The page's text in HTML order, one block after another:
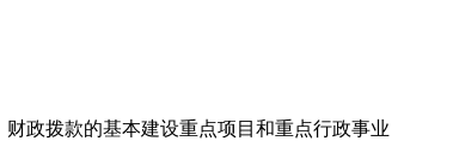
政拨款的基本建设重点项目和重点行政事业